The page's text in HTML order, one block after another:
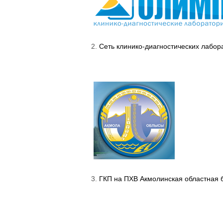
2. Сеть клинико-диагностических
3. ГКП на ПХВ Акмолинская областная